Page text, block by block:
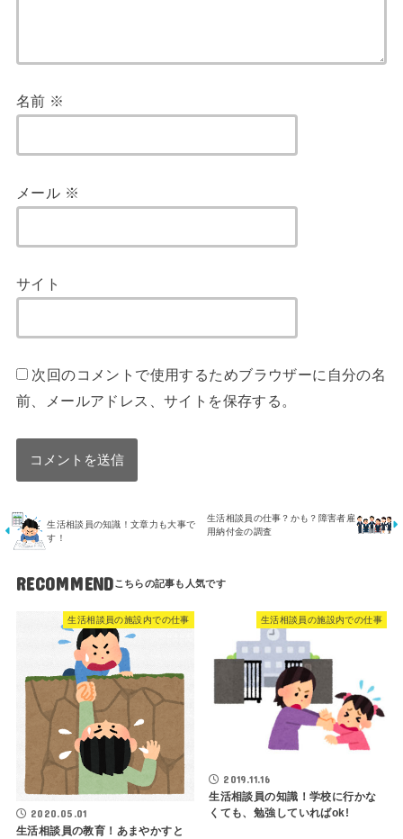
名前 ※
メール ※
サイト
次回のコメントで使用するためブラウザーに自分の名
前、メールアドレス、サイトを保存する。
生活相談員の知識！文章力も大事で
す！
生活相談員の仕事？かも？障害者雇
用納付金の調査
RECOMMEND
生活相談員の施設内での仕事
2020.05.01
生活相談員の教育！あまやかすと
生活相談員の施設内での仕事
2019.11.16
生活相談員の知識！学校に行かな
くても、勉強していればok!